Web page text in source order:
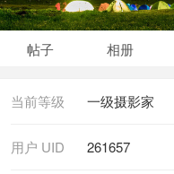
帖子 相册
当前等级 一级摄影家
用户 UID 261657